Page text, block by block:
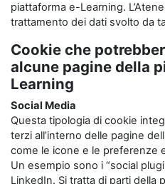
piattaforma e-Learning.
trattamento dei dati svolto da
Cookie che
alcune pagine della
Learning
Social Media
Questa tipologia di cookie
terzi all’interno delle pagine
come le icone e le preferenze
Un esempio sono i “social
LinkedIn. Si tratta di parti della